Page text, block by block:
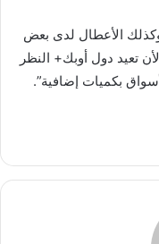
الأعطال لدى بعض
تعيد دول أوبك+ النظر
بكميات إضافية”.